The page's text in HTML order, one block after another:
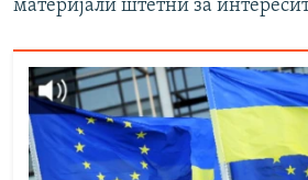
материјали штетни за